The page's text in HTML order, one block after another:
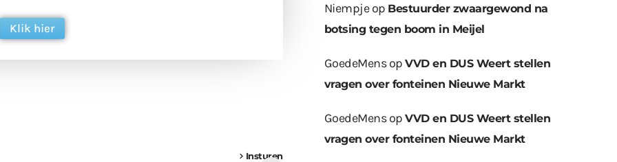
Klik hier
Insturen
Nieuwe bomen
Wat er in kan, kan er
Niempjeop Bestuurder zwaargewond na
botsing tegen boom in Meijel
GoedeMensopVVD en DUS Weert stellen
vragen over fonteinen Nieuwe Markt
GoedeMensopVVD en DUS Weert stellen
vragen over fonteinen Nieuwe Markt